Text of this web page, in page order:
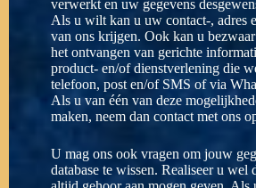
verwerkt en uw gegevens
Als u wilt kan u uw contact-, adres
van ons krijgen. Ook kan u
het ontvangen van gerichte
product- en/of dienstverlening die
telefoon, post en/of SMS of via
Als u van één van deze
maken, neem dan contact met ons
U mag ons ook vragen om jouw
database te wissen. Realiseer u wel